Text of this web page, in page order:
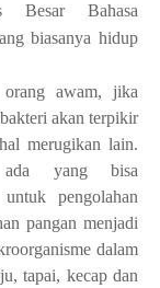
Besar Bahasa
biasanya hidup
awam, jika
akan terpikir
merugikan lain.
ada yang bisa
pengolahan
pangan menjadi
dalam
tapai, kecap dan